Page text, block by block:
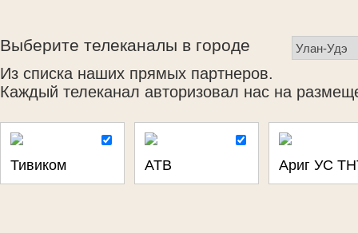
Выберите телеканалы в городе
Из списка наших прямых партнеров.
Каждый телеканал авторизовал нас на
Тивиком АТВ Ариг УС